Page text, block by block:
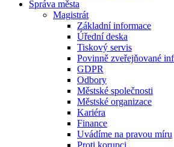
Správa města
Magistrát
Základní informace
Úřední deska
Tiskový servis
Povinně zveřejňované
GDPR
Odbory
Městské společnosti
Městské organizace
Kariéra
Finance
Uvádíme na pravou míru
Proti korupci